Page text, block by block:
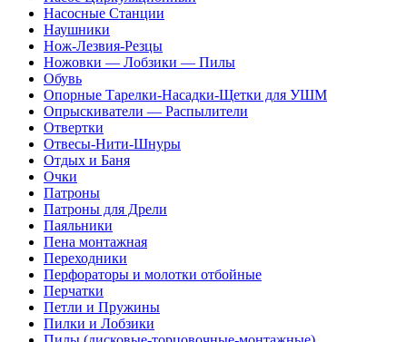
Насосные Станции
Наушники
Нож-Лезвия-Резцы
Ножовки — Лобзики — Пилы
Обувь
Опорные Тарелки-Насадки-Щетки для УШМ
Опрыскиватели — Распылители
Отвертки
Отвесы-Нити-Шнуры
Отдых и Баня
Очки
Патроны
Патроны для Дрели
Паяльники
Пена монтажная
Переходники
Перфораторы и молотки отбойные
Перчатки
Петли и Пружины
Пилки и Лобзики